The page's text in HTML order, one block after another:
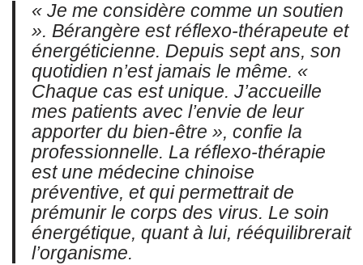
« Je me considère comme un soutien
». Bérangère est réflexo-thérapeute et
énergéticienne. Depuis sept ans, son
quotidien n’est jamais le même. «
Chaque cas est unique. J’accueille
mes patients avec l’envie de leur
apporter du bien-être », confie la
professionnelle. La réflexo-thérapie
est une médecine chinoise
préventive, et qui permettrait de
prémunir le corps des virus. Le soin
énergétique, quant à lui, rééquilibrerait
l’organisme.